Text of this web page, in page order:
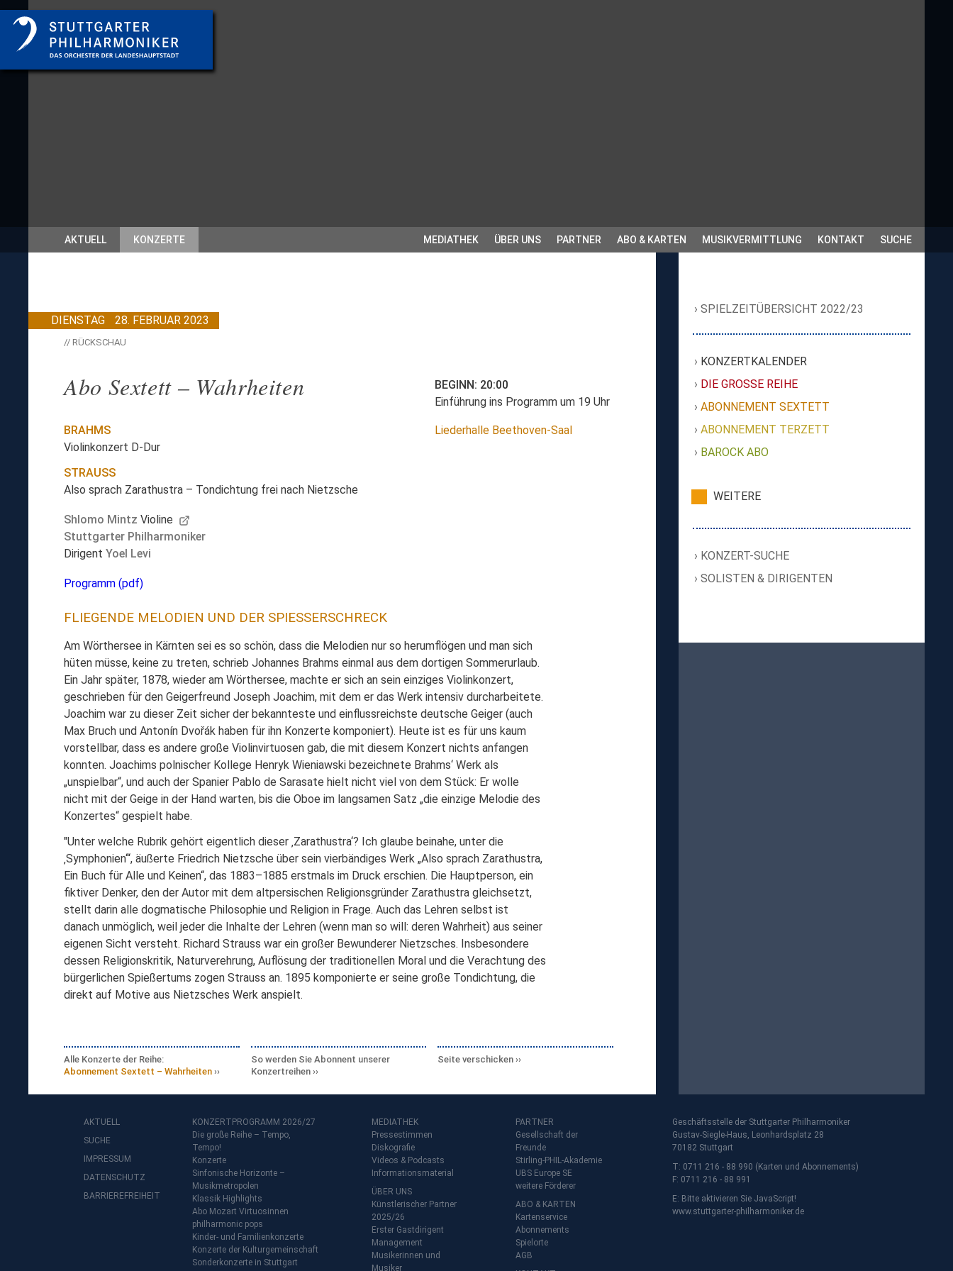
AKTUELL KONZERTE MEDIATHEK ÜBER UNS PARTNER ABO & KARTEN MUSIKVERMITTLUNG KONTAKT SUCHE
DIENSTAG 28. FEBRUAR 2023
// RÜCKSCHAU
Abo Sextett – Wahrheiten
BEGINN: 20:00
Einführung ins Programm um 19 Uhr
Liederhalle Beethoven-Saal
BRAHMS
Violinkonzert D-Dur
STRAUSS
Also sprach Zarathustra – Tondichtung frei nach Nietzsche
Shlomo Mintz Violine
Stuttgarter Philharmoniker
Dirigent Yoel Levi
Programm (pdf)
FLIEGENDE MELODIEN UND DER SPIESSERSCHRECK
Am Wörthersee in Kärnten sei es so schön, dass die Melodien nur so herumflögen und man sich
hüten müsse, keine zu treten, schrieb Johannes Brahms einmal aus dem dortigen Sommerurlaub.
Ein Jahr später, 1878, wieder am Wörthersee, machte er sich an sein einziges Violinkonzert,
geschrieben für den Geigerfreund Joseph Joachim, mit dem er das Werk intensiv durcharbeitete.
Joachim war zu dieser Zeit sicher der bekannteste und einflussreichste deutsche Geiger (auch
Max Bruch und Antonín Dvořák haben für ihn Konzerte komponiert). Heute ist es für uns kaum
vorstellbar, dass es andere große Violinvirtuosen gab, die mit diesem Konzert nichts anfangen
konnten. Joachims polnischer Kollege Henryk Wieniawski bezeichnete Brahms‘ Werk als
„unspielbar“, und auch der Spanier Pablo de Sarasate hielt nicht viel von dem Stück: Er wolle
nicht mit der Geige in der Hand warten, bis die Oboe im langsamen Satz „die einzige Melodie des
Konzertes“ gespielt habe.
"Unter welche Rubrik gehört eigentlich dieser ‚Zarathustra‘? Ich glaube beinahe, unter die
‚Symphonien‘“, äußerte Friedrich Nietzsche über sein vierbändiges Werk „Also sprach Zarathustra,
Ein Buch für Alle und Keinen“, das 1883–1885 erstmals im Druck erschien. Die Hauptperson, ein
fiktiver Denker, den der Autor mit dem altpersischen Religionsgründer Zarathustra gleichsetzt,
stellt darin alle dogmatische Philosophie und Religion in Frage. Auch das Lehren selbst ist
danach unmöglich, weil jeder die Inhalte der Lehren (wenn man so will: deren Wahrheit) aus seiner
eigenen Sicht versteht. Richard Strauss war ein großer Bewunderer Nietzsches. Insbesondere
dessen Religionskritik, Naturverehrung, Auflösung der traditionellen Moral und die Verachtung des
bürgerlichen Spießertums zogen Strauss an. 1895 komponierte er seine große Tondichtung, die
direkt auf Motive aus Nietzsches Werk anspielt.
Alle Konzerte der Reihe:
Abonnement Sextett – Wahrheiten
So werden Sie Abonnent unserer
Konzertreihen
Seite verschicken
SPIELZEITÜBERSICHT 2022/23
KONZERTKALENDER
DIE GROSSE REIHE
ABONNEMENT SEXTETT
ABONNEMENT TERZETT
BAROCK ABO
WEITERE
KONZERT-SUCHE
SOLISTEN & DIRIGENTEN
AKTUELL
SUCHE
IMPRESSUM
DATENSCHUTZ
BARRIEREFREIHEIT
KONZERTPROGRAMM 2026/27
Die große Reihe – Tempo,
Tempo!
Konzerte
Sinfonische Horizonte –
Musikmetropolen
Klassik Highlights
Abo Mozart Virtuosinnen
philharmonic pops
Kinder- und Familienkonzerte
Konzerte der Kulturgemeinschaft
Sonderkonzerte in Stuttgart
MEDIATHEK
Pressestimmen
Diskografie
Videos & Podcasts
Informationsmaterial
ÜBER UNS
Künstlerischer Partner
2025/26
Erster Gastdirigent
Management
Musikerinnen und
Musiker
PARTNER
Gesellschaft der
Freunde
Stirling-PHIL-Akademie
UBS Europe SE
weitere Förderer
ABO & KARTEN
Kartenservice
Abonnements
Spielorte
AGB
Geschäftsstelle der Stuttgarter Philharmoniker
Gustav-Siegle-Haus, Leonhardsplatz 28
70182 Stuttgart
T: 0711 216 - 88 990 (Karten und Abonnements)
F: 0711 216 - 88 991
E: Bitte aktivieren Sie JavaScript!
www.stuttgarter-philharmoniker.de